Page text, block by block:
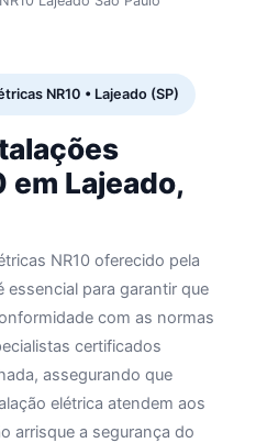
NR10 • Lajeado (SP)
em Lajeado,
NR10 oferecido pela
essencial para garantir que
com as normas
certificados
assegurando que
elétrica atendem aos
arrisque a segurança do